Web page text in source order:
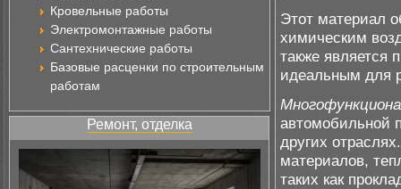
Кровельные работы
Электромонтажные работы
Сантехнические работы
Базовые расценки по строительным
работам
Ремонт, отделка
Этот материал
химическим
также является
идеальным для
автомобильной
других
материалов,
таких как